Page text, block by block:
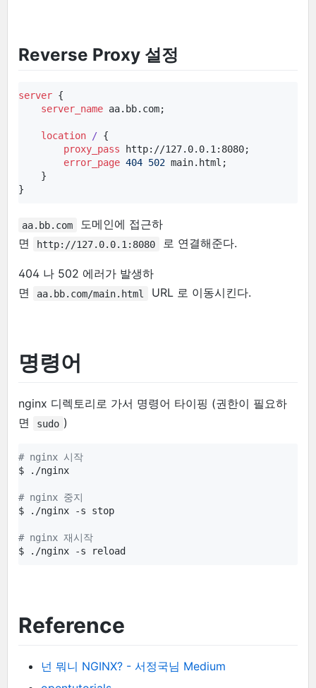
Reverse Proxy 설정
server {
server_name aa.bb.com;
location / {
proxy_pass http://127.0.0.1:8080;
error_page 404 502 main.html;
    }
}
aa.bb.com
도메인에 접근하
면
http://127.0.0.1:8080 로 연결해준다.
404 나 502 에러가 발생하
면
aa.bb.com/main.html URL 로 이동시킨다.
명령어
nginx 디렉토리로 가서 명령어 타이핑 (권한이 필요하
면
sudo )
# nginx 시작
$ ./nginx
# nginx 중지
$ ./nginx -s stop
# nginx 재시작
$ ./nginx -s reload
Reference
넌 뭐니 NGINX? - 서정국님 Medium